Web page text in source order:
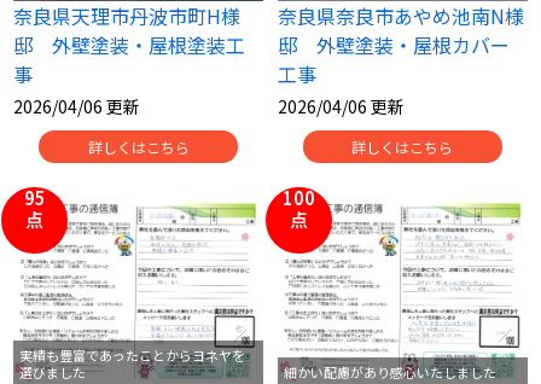
奈良県天理市丹波市町H様
邸 外壁塗装・屋根塗装工
事
2026/04/06 更新
詳しくはこちら
奈良県奈良市あやめ池南N様
邸 外壁塗装・屋根カバー
工事
2026/04/06 更新
詳しくはこちら
95
点
実績も豊富であったことからヨネヤを
選びました
100
点
細かい配慮があり感心いたしました